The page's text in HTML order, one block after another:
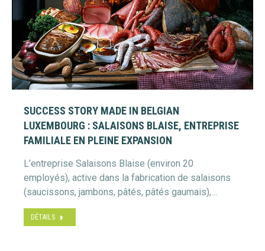
SUCCESS STORY MADE IN BELGIAN
LUXEMBOURG : SALAISONS BLAISE, ENTREPRISE
FAMILIALE EN PLEINE EXPANSION
L’entreprise Salaisons Blaise (environ 20
employés), active dans la fabrication de salaisons
(saucissons, jambons, pâtés, pâtés gaumais),…
DÉTAILS